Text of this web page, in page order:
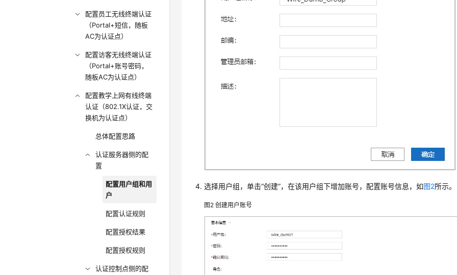
配置员工无线终端认证
（Portal+短信，随板
AC为认证点）
配置访客无线终端认证
（Portal+账号密码，
随板AC为认证点）
配置教学上网有线终端
认证（802.1X认证，交
换机为认证点）
总体配置思路
认证服务器侧的配
置
配置用户组和用
户
配置认证规则
配置授权结果
配置授权规则
认证控制点侧的配
选择用户组，单击“创建”，在该用户组下增加账号，配置账号信息，如图2所示。
图2创建用户账号